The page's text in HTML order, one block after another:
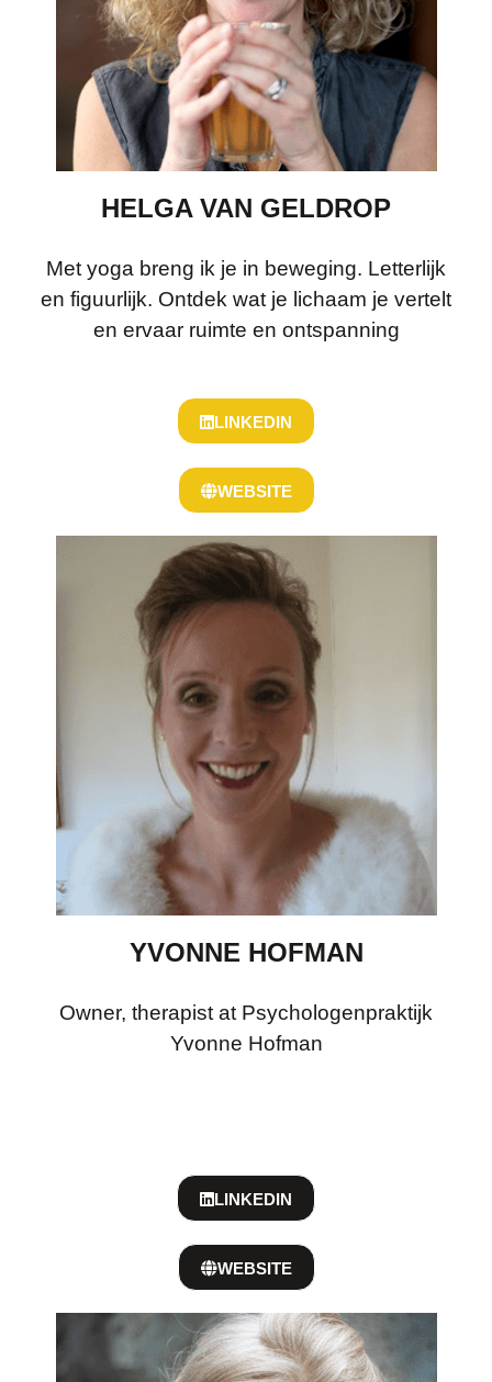
HELGA VAN GELDROP
Met yoga breng ik je in beweging. Letterlijk
en figuurlijk. Ontdek wat je lichaam je vertelt
en ervaar ruimte en ontspanning
LINKEDIN
WEBSITE
YVONNE HOFMAN
Owner, therapist at Psychologenpraktijk
Yvonne Hofman
LINKEDIN
WEBSITE